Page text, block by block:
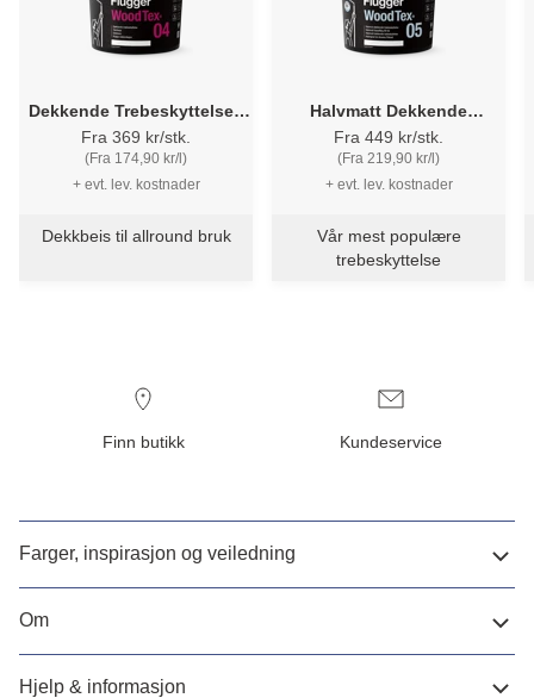
Dekkende Trebeskyttelse -
Flügger 04 Wood Tex
Fra 369 kr/stk.
(Fra 174,90 kr/l)
+ evt. lev. kostnader
Dekkbeis til allround bruk
Halvmatt Dekkende
Trebeskyttelse - Flügger 05
Wood Tex
Fra 449 kr/stk.
(Fra 219,90 kr/l)
+ evt. lev. kostnader
Vår mest populære
trebeskyttelse
Finn butikk Kundeservice
Farger, inspirasjon og veiledning
Om
Hjelp & informasjon